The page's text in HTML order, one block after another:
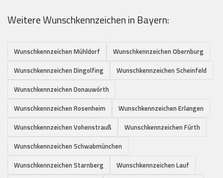
Weitere Wunschkennzeichen in Bayern:
Wunschkennzeichen Mühldorf
Wunschkennzeichen Obernburg
Wunschkennzeichen Dingolfing
Wunschkennzeichen Scheinfeld
Wunschkennzeichen Donauwörth
Wunschkennzeichen Rosenheim
Wunschkennzeichen Erlangen
Wunschkennzeichen Vohenstrauß
Wunschkennzeichen Fürth
Wunschkennzeichen Schwabmünchen
Wunschkennzeichen Starnberg
Wunschkennzeichen Lauf